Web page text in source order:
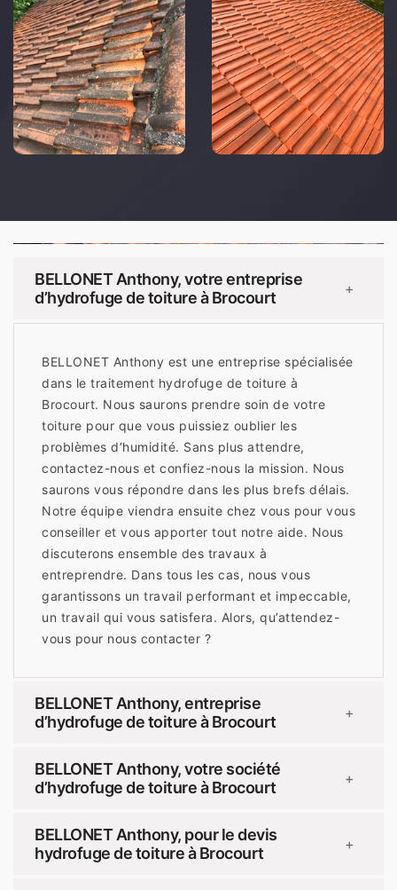
BELLONET Anthony, votre entreprise
d’hydrofuge de toiture à Brocourt
+
BELLONET Anthony est une entreprise spécialisée
dans le traitement hydrofuge de toiture à
Brocourt. Nous saurons prendre soin de votre
toiture pour que vous puissiez oublier les
problèmes d’humidité. Sans plus attendre,
contactez-nous et confiez-nous la mission. Nous
saurons vous répondre dans les plus brefs délais.
Notre équipe viendra ensuite chez vous pour vous
conseiller et vous apporter tout notre aide. Nous
discuterons ensemble des travaux à
entreprendre. Dans tous les cas, nous vous
garantissons un travail performant et impeccable,
un travail qui vous satisfera. Alors, qu’attendez-
vous pour nous contacter ?
BELLONET Anthony, entreprise
d’hydrofuge de toiture à Brocourt
+
BELLONET Anthony, votre société
d’hydrofuge de toiture à Brocourt
+
BELLONET Anthony, pour le devis
hydrofuge de toiture à Brocourt
+